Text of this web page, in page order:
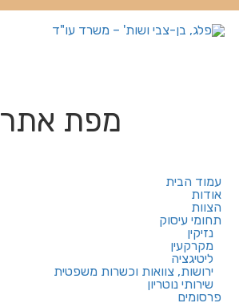
מפת אתר
עמוד הבית
אודות
הצוות
תחומי עיסוק
נזיקין
מקרקעין
ליטיגציה
ירושות, צוואות וכשרות משפטית
שירותי נוטריון
פרסומים